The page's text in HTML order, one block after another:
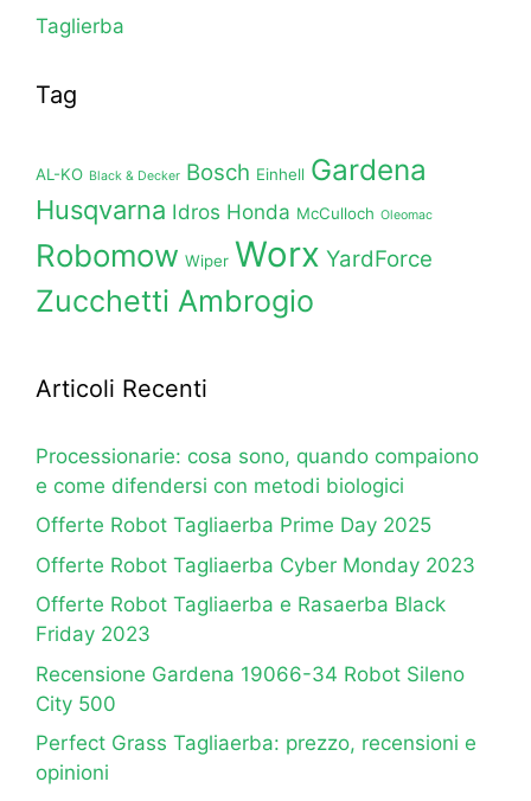
Taglierba
Tag
AL-KO Black & Decker Bosch Einhell Gardena
Husqvarna Idros Honda McCulloch Oleomac
Robomow Wiper Worx YardForce
Zucchetti Ambrogio
Articoli Recenti
Processionarie: cosa sono, quando compaiono
e come difendersi con metodi biologici
Offerte Robot Tagliaerba Prime Day 2025
Offerte Robot Tagliaerba Cyber Monday 2023
Offerte Robot Tagliaerba e Rasaerba Black
Friday 2023
Recensione Gardena 19066-34 Robot Sileno
City 500
Perfect Grass Tagliaerba: prezzo, recensioni e
opinioni